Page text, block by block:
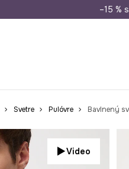
Doprava–15 %
Svetre Pulóvre Bavlnený
Video